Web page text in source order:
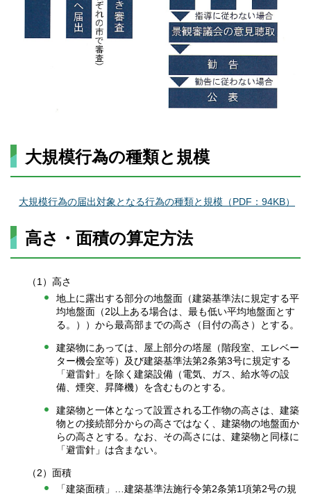
大規模行為の種類と規模
大規模行為の届出対象となる行為の種類と規模（PDF：94KB）
高さ・面積の算定方法
（1）高さ
地上に露出する部分の地盤面（建築基準法に規定する平
均地盤面（2以上ある場合は、最も低い平均地盤面とす
る。））から最高部までの高さ（目付の高さ）とする。
建築物にあっては、屋上部分の塔屋（階段室、エレベー
ター機会室等）及び建築基準法第2条第3号に規定する
「避雷針」を除く建築設備（電気、ガス、給水等の設
備、煙突、昇降機）を含むものとする。
建築物と一体となって設置される工作物の高さは、建築
物との接続部分からの高さではなく、建築物の地盤面か
らの高さとする。なお、その高さには、建築物と同様に
「避雷針」は含まない。
（2）面積
「建築面積」…建築基準法施行令第2条第1項第2号の規